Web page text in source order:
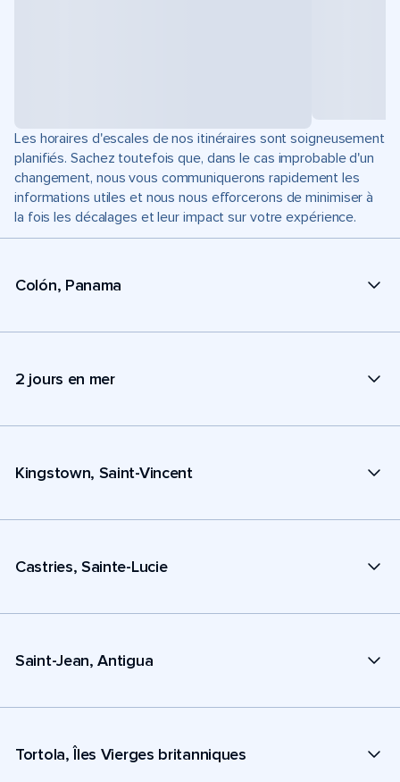
Les horaires d'escales de nos itinéraires sont soigneusement
planifiés. Sachez toutefois que, dans le cas improbable d'un
changement, nous vous communiquerons rapidement les
informations utiles et nous nous efforcerons de minimiser à
la fois les décalages et leur impact sur votre expérience.
Colón, Panama
2 jours en mer
Kingstown, Saint-Vincent
Castries, Sainte-Lucie
Saint-Jean, Antigua
Tortola, Îles Vierges britanniques